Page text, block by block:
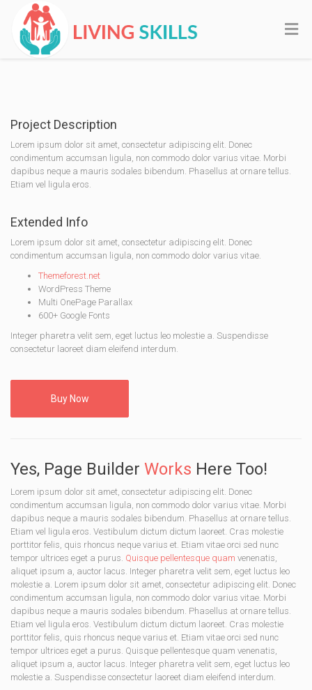
Project Description
Lorem ipsum dolor sit amet, consectetur adipiscing elit. Donec
condimentum accumsan ligula, non commodo dolor varius vitae. Morbi
dapibus neque a mauris sodales bibendum. Phasellus at ornare tellus.
Etiam vel ligula eros.
Extended Info
Lorem ipsum dolor sit amet, consectetur adipiscing elit. Donec
condimentum accumsan ligula, non commodo dolor varius vitae.
Themeforest.net
WordPress Theme
Multi OnePage Parallax
600+ Google Fonts
Integer pharetra velit sem, eget luctus leo molestie a. Suspendisse
consectetur laoreet diam eleifend interdum.
Buy Now
Yes, Page Builder Works Here Too!
Lorem ipsum dolor sit amet, consectetur adipiscing elit. Donec
condimentum accumsan ligula, non commodo dolor varius vitae. Morbi
dapibus neque a mauris sodales bibendum. Phasellus at ornare tellus.
Etiam vel ligula eros. Vestibulum dictum dictum laoreet. Cras molestie
porttitor felis, quis rhoncus neque varius et. Etiam vitae orci sed nunc
tempor ultrices eget a purus. Quisque pellentesque quam venenatis,
aliquet ipsum a, auctor lacus. Integer pharetra velit sem, eget luctus leo
molestie a. Lorem ipsum dolor sit amet, consectetur adipiscing elit. Donec
condimentum accumsan ligula, non commodo dolor varius vitae. Morbi
dapibus neque a mauris sodales bibendum. Phasellus at ornare tellus.
Etiam vel ligula eros. Vestibulum dictum dictum laoreet. Cras molestie
porttitor felis, quis rhoncus neque varius et. Etiam vitae orci sed nunc
tempor ultrices eget a purus. Quisque pellentesque quam venenatis,
aliquet ipsum a, auctor lacus. Integer pharetra velit sem, eget luctus leo
molestie a. Suspendisse consectetur laoreet diam eleifend interdum.